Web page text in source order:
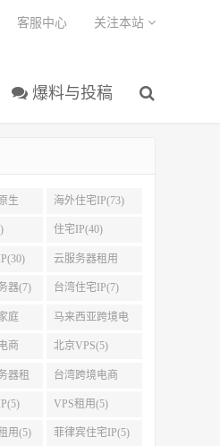
爆料与投稿
客服中心 关注本站
生 海外住宅IP(73)
住宅IP(40)
云服务器租用
(27)
器(7) 台湾住宅IP(7)
庭 马来西亚跨境电
商IP(5)
商 北京VPS(5)
器租 台湾跨境电商
IP(5)
VPS租用(5)
用(5) 菲律宾住宅IP(5)